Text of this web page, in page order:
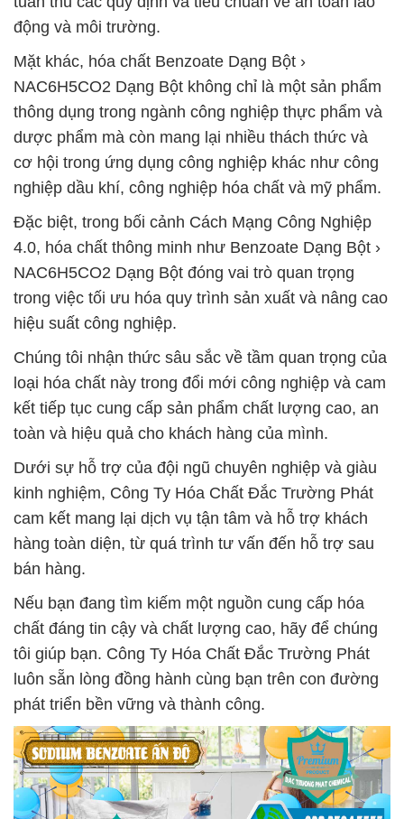
động và môi trường.
Mặt khác, hóa chất Benzoate Dạng Bột ›
NAC6H5CO2 Dạng Bột không chỉ là một sản phẩm
thông dụng trong ngành công nghiệp thực phẩm và
dược phẩm mà còn mang lại nhiều thách thức và
cơ hội trong ứng dụng công nghiệp khác như công
nghiệp dầu khí, công nghiệp hóa chất và mỹ phẩm.
Đặc biệt, trong bối cảnh Cách Mạng Công Nghiệp
4.0, hóa chất thông minh như Benzoate Dạng Bột ›
NAC6H5CO2 Dạng Bột đóng vai trò quan trọng
trong việc tối ưu hóa quy trình sản xuất và nâng cao
hiệu suất công nghiệp.
Chúng tôi nhận thức sâu sắc về tầm quan trọng của
loại hóa chất này trong đổi mới công nghiệp và cam
kết tiếp tục cung cấp sản phẩm chất lượng cao, an
toàn và hiệu quả cho khách hàng của mình.
Dưới sự hỗ trợ của đội ngũ chuyên nghiệp và giàu
kinh nghiệm, Công Ty Hóa Chất Đắc Trường Phát
cam kết mang lại dịch vụ tận tâm và hỗ trợ khách
hàng toàn diện, từ quá trình tư vấn đến hỗ trợ sau
bán hàng.
Nếu bạn đang tìm kiếm một nguồn cung cấp hóa
chất đáng tin cậy và chất lượng cao, hãy để chúng
tôi giúp bạn. Công Ty Hóa Chất Đắc Trường Phát
luôn sẵn lòng đồng hành cùng bạn trên con đường
phát triển bền vững và thành công.